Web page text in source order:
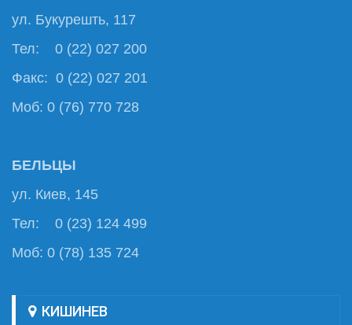
ул. Букурешть, 117
Тел: 0 (22) 027 200
Факс: 0 (22) 027 201
Моб: 0 (76) 770 728
БЕЛЬЦЫ
ул. Киев, 145
Тел: 0 (23) 124 499
Моб: 0 (78) 135 724
КИШИНЕВ